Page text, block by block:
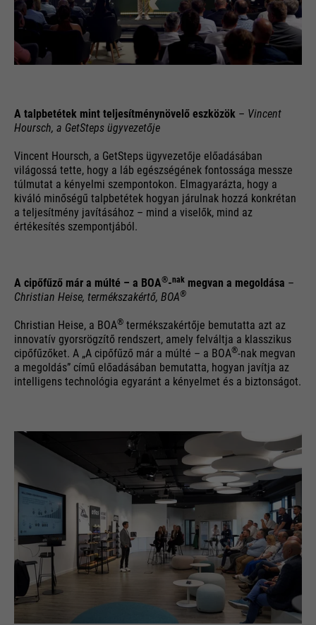
A talpbetétek mint teljesítménynövelő eszközök – Vincent
Hoursch, a GetSteps ügyvezetője
Vincent Hoursch, a GetSteps ügyvezetője előadásában
világossá tette, hogy a láb egészségének fontossága messze
túlmutat a kényelmi szempontokon. Elmagyarázta, hogy a
kiváló minőségű talpbetétek hogyan járulnak hozzá konkrétan
a teljesítmény javításához – mind a viselők, mind az
értékesítés szempontjából.
A cipőfűző már a múlté – a BOA®-nak megvan a megoldása –
Christian Heise, termékszakértő, BOA®
Christian Heise, a BOA® termékszakértője bemutatta azt az
innovatív gyorsrögzítő rendszert, amely felváltja a klasszikus
cipőfűzőket. A „A cipőfűző már a múlté – a BOA®-nak megvan
a megoldás” című előadásában bemutatta, hogyan javítja az
intelligens technológia egyaránt a kényelmet és a biztonságot.